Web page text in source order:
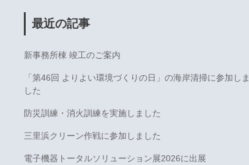
最近の記事
新事務所棟 竣工のご案内
「第46回 よりよい環境づくりの日」の海岸清掃に参加しま
した
防災訓練・消火訓練を実施しました
三里浜クリーン作戦に参加しました
電子機器トータルソリューション展2026に出展